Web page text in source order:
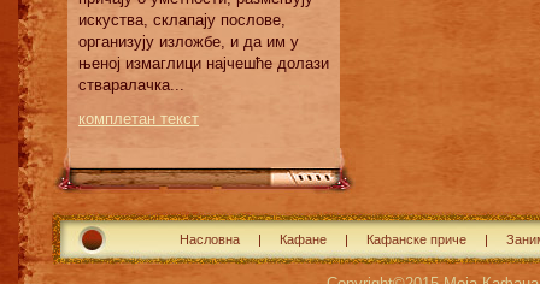
искуства, склапају послове,
организују изложбе, и да им у
њеној измаглици најчешће долази
стваралачка...
комплетан текст
Насловна Кафане Кафанске приче